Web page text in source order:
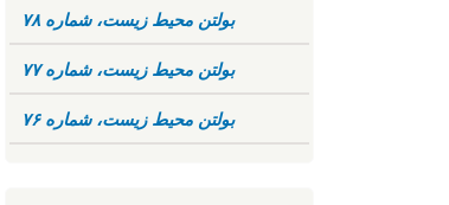
بولتن محیط زیست، شماره ۷۸
بولتن محیط زیست، شماره ۷۷
بولتن محیط زیست، شماره ۷۶